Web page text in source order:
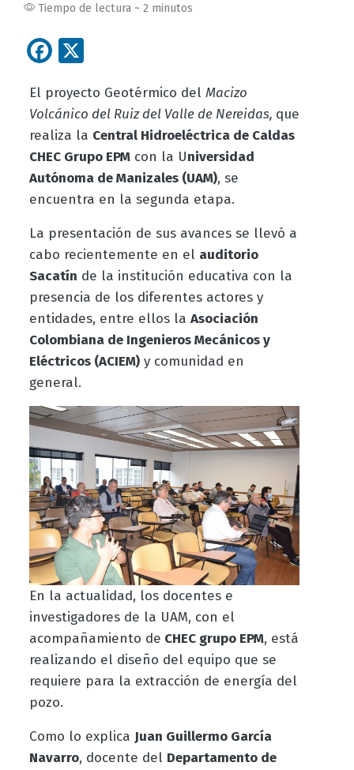
Tiempo de lectura ~ 2 minutos
Facebook
El proyecto Geotérmico del Macizo
Volcánico del Ruiz del Valle de Nereidas, que
realiza la Central Hidroeléctrica de Caldas
CHEC Grupo EPMcon la Universidad
Autónoma de Manizales (UAM), se
encuentra en la segunda etapa.
La presentación de sus avances se llevó a
cabo recientemente en el auditorio
Sacatín de la institución educativa con la
presencia de los diferentes actores y
entidades, entre ellos la Asociación
Colombiana de Ingenieros Mecánicos y
Eléctricos (ACIEM)y comunidad en
general.
En la actualidad, los docentes e
investigadores de la UAM, con el
acompañamiento de CHEC grupo EPM, está
realizando el diseño del equipo que se
requiere para la extracción de energía del
pozo.
Como lo explica Juan Guillermo García
Navarro, docente del Departamento de